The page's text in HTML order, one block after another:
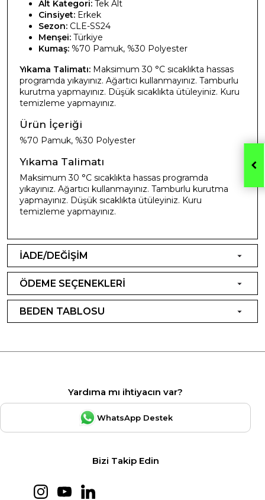
Alt Kategori: Tek Alt
Cinsiyet: Erkek
Sezon: CLE-SS24
Menşei: Türkiye
Kumaş: %70 Pamuk, %30 Polyester
Yıkama Talimatı: Maksimum 30 °C sıcaklıkta hassas
programda yıkayınız. Ağartıcı kullanmayınız. Tamburlu
kurutma yapmayınız. Düşük sıcaklıkta ütüleyiniz. Kuru
temizleme yapmayınız.
Ürün İçeriği
%70 Pamuk, %30 Polyester
Yıkama Talimatı
Maksimum 30 °C sıcaklıkta hassas programda
yıkayınız. Ağartıcı kullanmayınız. Tamburlu kurutma
yapmayınız. Düşük sıcaklıkta ütüleyiniz. Kuru
temizleme yapmayınız.
İADE/DEĞİŞİM
ÖDEME SEÇENEKLERİ
BEDEN TABLOSU
Yardıma mı ihtiyacın var?
WhatsApp Destek
Bizi Takip Edin